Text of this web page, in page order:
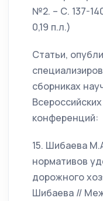
№2. – С. 137-
0,19 п.л.)
Статьи,
сборниках
конференций:
15. Шибаева
нормативов
дорожного
Шибаева //